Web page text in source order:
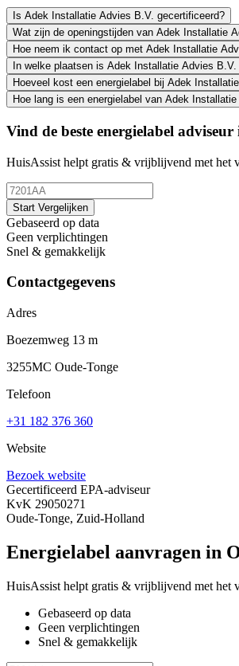
Is Adek Installatie Advies B.V. gecertificeerd?
Wat zijn de openingstijden van Adek Installatie
Hoe neem ik contact op met Adek Installatie
In welke plaatsen is Adek Installatie Advies
Hoeveel kost een energielabel bij Adek
Hoe lang is een energielabel van Adek
Vind de beste energielabel
HuisAssist helpt gratis & vrijblijvend met het
Start Vergelijken
Gebaseerd op data
Geen verplichtingen
Snel & gemakkelijk
Contactgegevens
Adres
Boezemweg 13 m
3255MC Oude-Tonge
Telefoon
+31 182 376 360
Website
Bezoek website
Gecertificeerd EPA-adviseur
KvK 29050271
Oude-Tonge, Zuid-Holland
Energielabel aanvragen in
HuisAssist helpt gratis & vrijblijvend met het
Gebaseerd op data
Geen verplichtingen
Snel & gemakkelijk